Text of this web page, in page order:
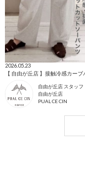
2026.05.23
【 自由が丘店 】接触冷感カーブ
自由が丘店 スタッフ
自由が丘店
PUAL CE CIN